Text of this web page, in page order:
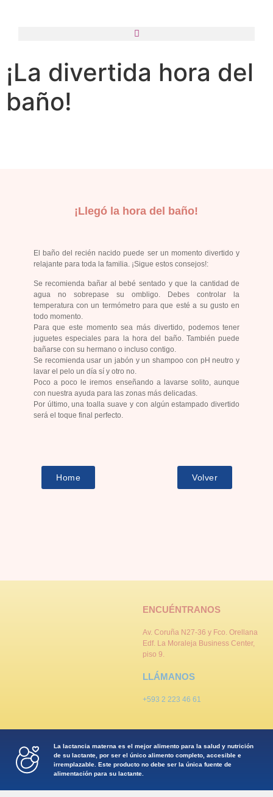
¡La divertida hora del
baño!
¡Llegó la hora del baño!
El baño del recién nacido puede ser un momento divertido y
relajante para toda la familia. ¡Sigue estos consejos!:
Se recomienda bañar al bebé sentado y que la cantidad de
agua no sobrepase su ombligo. Debes controlar la
temperatura con un termómetro para que esté a su gusto en
todo momento.
Para que este momento sea más divertido, podemos tener
juguetes especiales para la hora del baño. También puede
bañarse con su hermano o incluso contigo.
Se recomienda usar un jabón y un shampoo con pH neutro y
lavar el pelo un día sí y otro no.
Poco a poco le iremos enseñando a lavarse solito, aunque
con nuestra ayuda para las zonas más delicadas.
Por último, una toalla suave y con algún estampado divertido
será el toque final perfecto.
Home Volver
ENCUÉNTRANOS
Av. Coruña N27-36 y Fco. Orellana
Edf. La Moraleja Business Center,
piso 9.
LLÁMANOS
+593 2 223 46 61
La lactancia materna es el mejor alimento para la salud y nutrición
de su lactante, por ser el único alimento completo, accesible e
irremplazable. Este producto no debe ser la única fuente de
alimentación para su lactante.